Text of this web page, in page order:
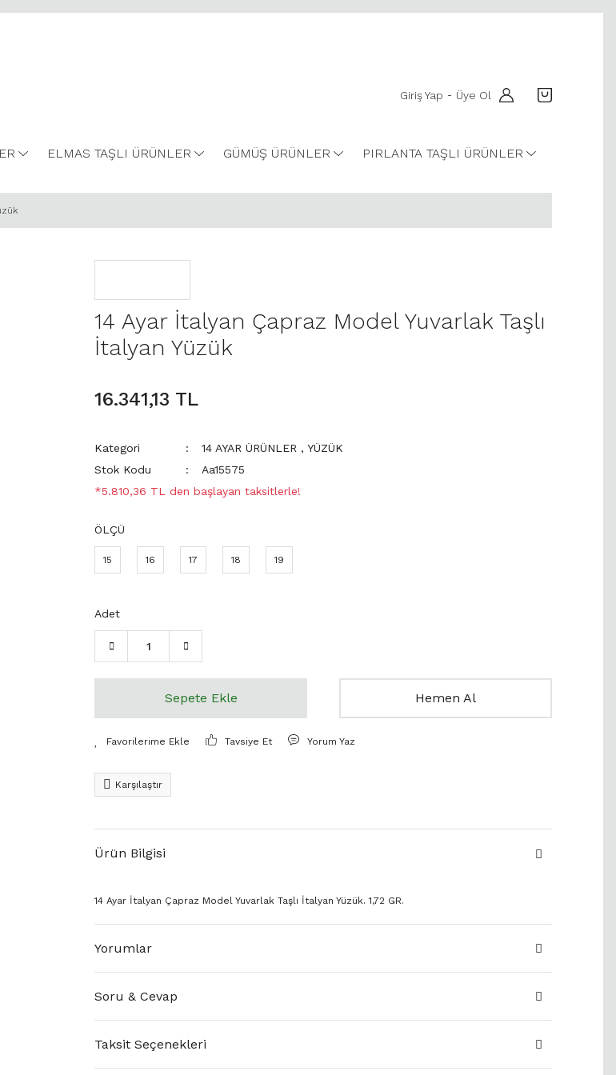
Giriş Yap - Üye Ol
ELMAS TAŞLI ÜRÜNLER GÜMÜŞ ÜRÜNLER PIRLANTA TAŞLI ÜRÜNLER
14 Ayar İtalyan Çapraz Model Yuvarlak Taşlı
İtalyan Yüzük
16.341,13 TL
Kategori 14 AYAR ÜRÜNLER ,YÜZÜK
Stok Kodu
Aa15575
*5.810,36 TL den başlayan taksitlerle!
ÖLÇÜ
15 16 17 18 19
Adet
Sepete Ekle Hemen Al
Tavsiye Et Yorum Yaz
Karşılaştır
Ürün Bilgisi
14 Ayar İtalyan Çapraz Model Yuvarlak Taşlı İtalyan Yüzük. 1,72 GR.
Yorumlar
Soru & Cevap
Taksit Seçenekleri